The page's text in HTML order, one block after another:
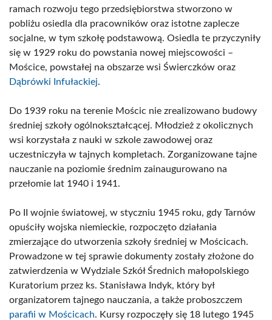
ramach rozwoju tego przedsiębiorstwa stworzono w
pobliżu osiedla dla pracowników oraz istotne zaplecze
socjalne, w tym szkołę podstawową. Osiedla te przyczyniły
się w 1929 roku do powstania nowej miejscowości –
Mościce, powstałej na obszarze wsi Świerczków oraz
Dąbrówki Infułackiej.
Do 1939 roku na terenie Mościc nie zrealizowano budowy
średniej szkoły ogólnokształcącej. Młodzież z okolicznych
wsi korzystała z nauki w szkole zawodowej oraz
uczestniczyła w tajnych kompletach. Zorganizowane tajne
nauczanie na poziomie średnim zainaugurowano na
przełomie lat 1940 i 1941.
Po II wojnie światowej, w styczniu 1945 roku, gdy Tarnów
opuściły wojska niemieckie, rozpoczęto działania
zmierzające do utworzenia szkoły średniej w Mościcach.
Prowadzone w tej sprawie dokumenty zostały złożone do
zatwierdzenia w Wydziale Szkół Średnich małopolskiego
Kuratorium przez ks. Stanisława Indyk, który był
organizatorem tajnego nauczania, a także proboszczem
parafii w Mościcach. Kursy rozpoczęły się 18 lutego 1945